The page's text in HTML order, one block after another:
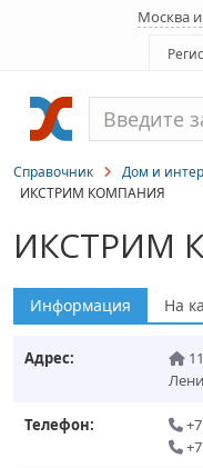
Москва
Справочник Дом и
ИКСТРИМ КОМПАНИЯ
ИКСТРИМ
Информация На
Адрес:
Телефон: